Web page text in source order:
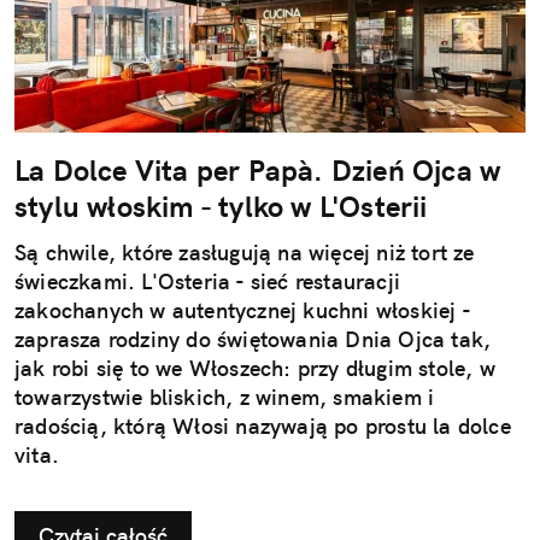
La Dolce Vita per Papà. Dzień Ojca w
stylu włoskim - tylko w L'Osterii
Są chwile, które zasługują na więcej niż tort ze
świeczkami. L'Osteria - sieć restauracji
zakochanych w autentycznej kuchni włoskiej -
zaprasza rodziny do świętowania Dnia Ojca tak,
jak robi się to we Włoszech: przy długim stole, w
towarzystwie bliskich, z winem, smakiem i
radością, którą Włosi nazywają po prostu la dolce
vita.